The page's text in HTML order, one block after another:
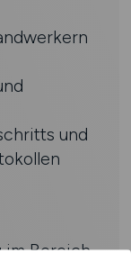
und
im Bereich